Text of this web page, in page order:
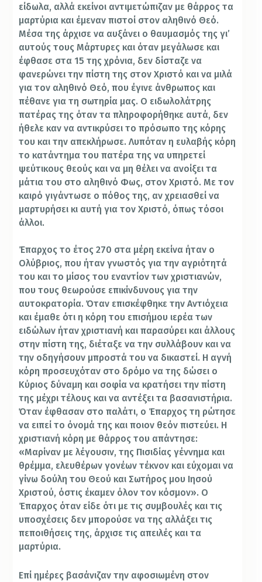
είδωλα, αλλά εκείνοι αντιμετώπιζαν με θάρρος τα
μαρτύρια και έμεναν πιστοί στον αληθινό Θεό.
Μέσα της άρχισε να αυξάνει ο θαυμασμός της γι’
αυτούς τους Μάρτυρες και όταν μεγάλωσε και
έφθασε στα 15 της χρόνια, δεν δίσταζε να
φανερώνει την πίστη της στον Χριστό και να μιλά
για τον αληθινό Θεό, που έγινε άνθρωπος και
πέθανε για τη σωτηρία μας. Ο ειδωλολάτρης
πατέρας της όταν τα πληροφορήθηκε αυτά, δεν
ήθελε καν να αντικρύσει το πρόσωπο της κόρης
του και την απεκλήρωσε. Λυπόταν η ευλαβής κόρη
το κατάντημα του πατέρα της να υπηρετεί
ψεύτικους θεούς και να μη θέλει να ανοίξει τα
μάτια του στο αληθινό Φως, στον Χριστό. Με τον
καιρό γιγάντωσε ο πόθος της, αν χρειασθεί να
μαρτυρήσει κι αυτή για τον Χριστό, όπως τόσοι
άλλοι.
Έπαρχος το έτος 270 στα μέρη εκείνα ήταν ο
Ολύβριος, που ήταν γνωστός για την αγριότητά
του και το μίσος του εναντίον των χριστιανών,
που τους θεωρούσε επικίνδυνους για την
αυτοκρατορία. Όταν επισκέφθηκε την Αντιόχεια
και έμαθε ότι η κόρη του επισήμου ιερέα των
ειδώλων ήταν χριστιανή και παρασύρει και άλλους
στην πίστη της, διέταξε να την συλλάβουν και να
την οδηγήσουν μπροστά του να δικαστεί. Η αγνή
κόρη προσευχόταν στο δρόμο να της δώσει ο
Κύριος δύναμη και σοφία να κρατήσει την πίστη
της μέχρι τέλους και να αντέξει τα βασανιστήρια.
Όταν έφθασαν στο παλάτι, ο Έπαρχος τη ρώτησε
να ειπεί το όνομά της και ποιον θεόν πιστεύει. Η
χριστιανή κόρη με θάρρος του απάντησε:
«Μαρίναν με λέγουσιν, της Πισιδίας γέννημα και
θρέμμα, ελευθέρων γονέων τέκνον και εύχομαι να
γίνω δούλη του Θεού και Σωτήρος μου Ιησού
Χριστού, όστις έκαμεν όλον τον κόσμον». Ο
Έπαρχος όταν είδε ότι με τις συμβουλές και τις
υποσχέσεις δεν μπορούσε να της αλλάξει τις
πεποιθήσεις της, άρχισε τις απειλές και τα
μαρτύρια.
Επί ημέρες βασάνιζαν την αφοσιωμένη στον